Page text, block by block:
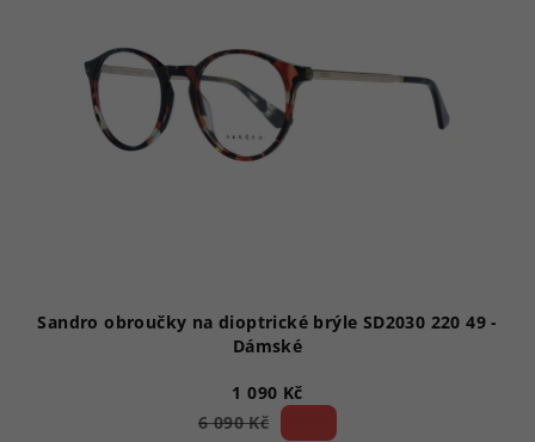
Sandro obroučky na dioptrické brýle SD2030 220 49 -
Dámské
1 090 Kč
6 090 Kč